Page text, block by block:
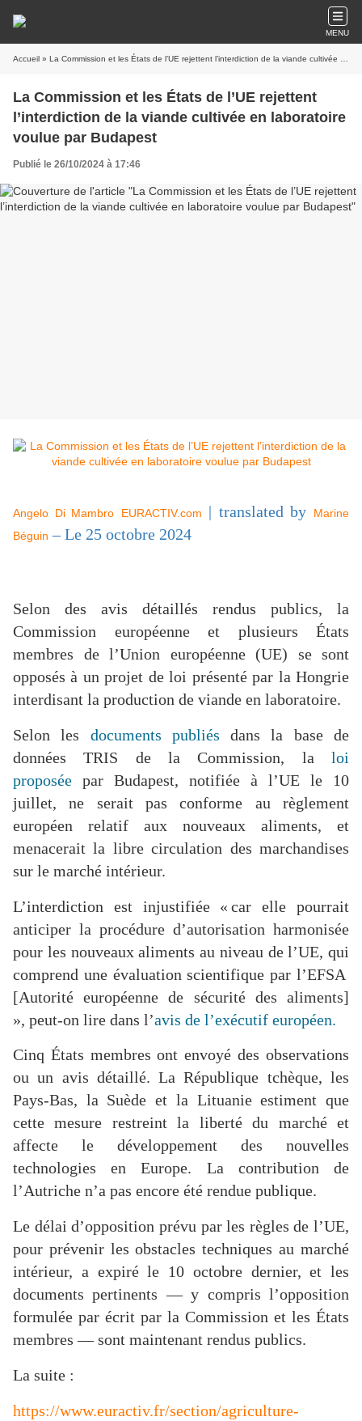
MENU
Accueil » La Commission et les États de l’UE rejettent l’interdiction de la viande cultivée en laboratoire voulue par Budapest
La Commission et les États de l’UE rejettent
l’interdiction de la viande cultivée en laboratoire
voulue par Budapest
Publié le 26/10/2024 à 17:46
Angelo Di Mambro EURACTIV.com | translated by
Marine
Béguin – Le 25 octobre 2024
Selon des avis détaillés rendus publics, la
Commission européenne et plusieurs États
membres de l’Union européenne (UE) se sont
opposés à un projet de loi présenté par la Hongrie
interdisant la production de viande en laboratoire.
Selon les documents publiés dans la base de
données TRIS de la Commission, la loi
proposée par Budapest, notifiée à l’UE le 10
juillet, ne serait pas conforme au règlement
européen relatif aux nouveaux aliments, et
menacerait la libre circulation des marchandises
sur le marché intérieur.
L’interdiction est injustifiée « car elle pourrait
anticiper la procédure d’autorisation harmonisée
pour les nouveaux aliments au niveau de l’UE, qui
comprend une évaluation scientifique par l’EFSA
[Autorité européenne de sécurité des aliments]
», peut-on lire dans l’avis de l’exécutif européen.
Cinq États membres ont envoyé des observations
ou un avis détaillé. La République tchèque, les
Pays-Bas, la Suède et la Lituanie estiment que
cette mesure restreint la liberté du marché et
affecte le développement des nouvelles
technologies en Europe. La contribution de
l’Autriche n’a pas encore été rendue publique.
Le délai d’opposition prévu par les règles de l’UE,
pour prévenir les obstacles techniques au marché
intérieur, a expiré le 10 octobre dernier, et les
documents pertinents — y compris l’opposition
formulée par écrit par la Commission et les États
membres — sont maintenant rendus publics.
La suite :
https://www.euractiv.fr/section/agriculture-